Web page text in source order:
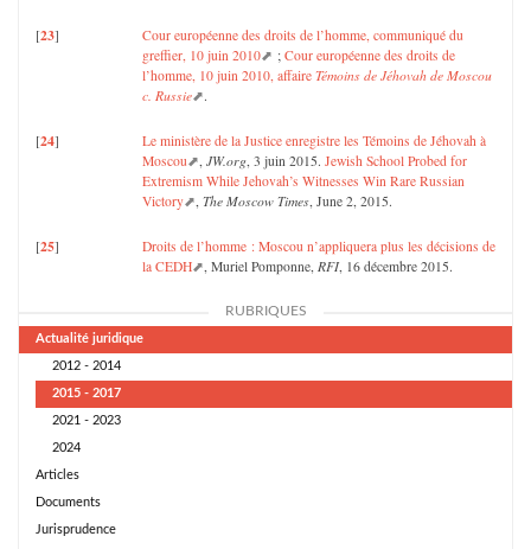
[23]
Cour européenne des droits de l’homme, communiqué du
greffier, 10 juin 2010
; Cour européenne des droits de
l’homme, 10 juin 2010, affaire Témoins de Jéhovah de Moscou
c. Russie
.
[24]
Le ministère de la Justice enregistre les Témoins de Jéhovah à
Moscou
JW.org , 3 juin 2015. Jewish School Probed for
Extremism While Jehovah’s Witnesses Win Rare Russian
Victory
The Moscow Times , June 2, 2015.
[25]
Droits de l’homme : Moscou n’appliquera plus les décisions de
la CEDH
, Muriel Pomponne, RFI, 16 décembre 2015.
RUBRIQUES
Actualité juridique
2012 - 2014
2015 - 2017
2021 - 2023
2024
Articles
Documents
Jurisprudence